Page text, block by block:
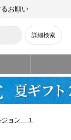
お願い
詳細検索
ョン １